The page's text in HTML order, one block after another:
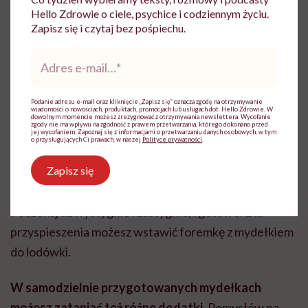
Do płynnej bazy dodaj barwnik i dokładnie wymieszaj.
możesz użyć też wybranego olejku eterycznego lub
Krok 3
Wlej gotową masę do foremek. Całość spryskaj
przyspieszenia możesz wstawić foremkę z mydełkiem
do lodówki.
W samodzielnie przygotowanych mydełkach
Hello Zdrowie o ciele, psychice i codziennym życiu.
Zapisz się i czytaj bez pośpiechu.
*
Podanie adresu e-mail oraz kliknięcie „Zapisz się” oznacza zgodę na otrzymywanie
wiadomości o nowościach, produktach, promocjach lub usługach dot. Hello Zdrowie. W
dowolnym momencie możesz zrezygnować z otrzymywania newslettera. Wycofanie
zgody nie ma wpływu na zgodność z prawem przetwarzania, którego dokonano przed
jej wycofaniem. Zapoznaj się z informacjami o przetwarzaniu danych osobowych, w tym
o przysługujących Ci prawach, w naszej Polityce prywatności
Zapisz się